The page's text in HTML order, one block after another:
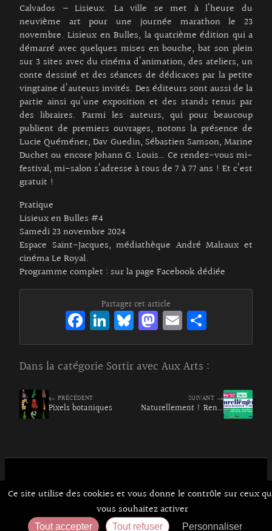
Calvados – Lisieux. La ville se met à l’heure du
neuvième art pour une journée marathon le 23
novembre. Lisieux en Bulles, la quatrième édition qui a
démarré avec quelques mises en bouche, bat son plein
sur 3 sites avec du cinéma d’animation, des ateliers, un
conte dessiné et des séances de dédicaces par la petite
vingtaine d’auteurs invités. Des éditeurs sont aussi de la
partie ainsi qu’une exposition et des stands tenus par
des libraires. Parmi les auteurs, qui pour beaucoup
publient de premiers ouvrages, notons la présence de
Lucie Quéméner, Dav Guedin, Sébastien Samson, Marine
Duchet ou encore Johann G. Louis… Ce rendez-vous mi-
festival, mi-salon s’adresse à tous de 7 à 77 ans ! Et c’est
gratuit !
Pratique
Lisieux en Bulles #4
Samedi 23 novembre 2024
Espace Saint-Jacques, médiathèque André Malraux et
cinéma Le Royal.
Programme complet : sur la page Facebook dédiée
Partager cet article
Fa
ce
bo
o
k
Li
n
ke
dI
Bl
ue
sk
y
M
as
to
d
o
n
E
m
ai
l
rt
ag
er
Dans la catégorie Sortir avec Aux Arts :
← PRÉCÉDENT
Pixels botaniques
SUIVANT →
Naturellement ! Rencontres du vivant et de la Terre
Contact
À Propos d’Aux Arts
Mentions Légales / CGU
Consentements
Ce site utilise des cookies et vous donne le contrôle sur ceux
vous souhaitez activer
Tout accepter Tout refuser Personnaliser